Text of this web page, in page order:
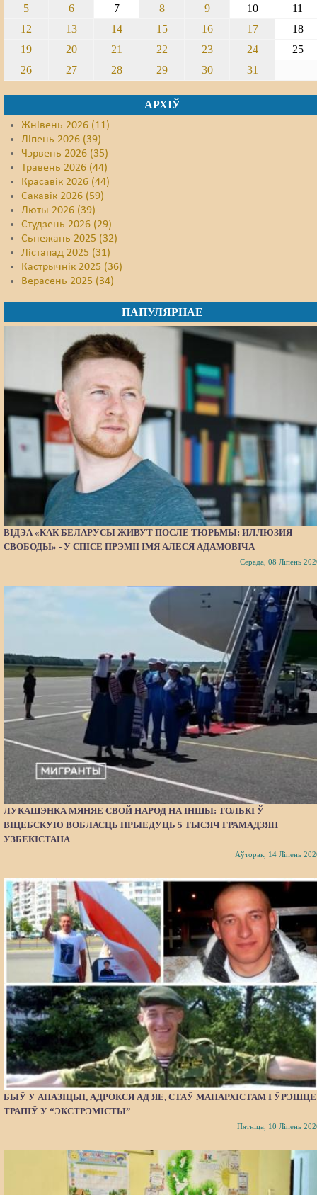
5
6 7 8 9 10
11
12
13 14 15 16 17
18
19
20 21 22 23 24
25
26
27 28 29 30 31
АРХІЎ
Жнівень 2026 (11)
Ліпень 2026 (39)
Чэрвень 2026 (35)
Травень 2026 (44)
Красавік 2026 (44)
Сакавік 2026 (59)
Люты 2026 (39)
Студзень 2026 (29)
Сьнежань 2025 (32)
Лістапад 2025 (31)
Кастрычнік 2025 (36)
Верасень 2025 (34)
ПАПУЛЯРНАЕ
ВІДЭА «КАК БЕЛАРУСЫ ЖИВУТ ПОСЛЕ ТЮРЬМЫ: ИЛЛЮЗИЯ
СВОБОДЫ» - У СПІСЕ ПРЭМІІ ІМЯ АЛЕСЯ АДАМОВІЧА
Серада, 08 Ліпень
ЛУКАШЭНКА МЯНЯЕ СВОЙ НАРОД НА ІНШЫ: ТОЛЬКІ Ў
ВІЦЕБСКУЮ ВОБЛАСЦЬ ПРЫЕДУЦЬ 5 ТЫСЯЧ ГРАМАДЗЯН
УЗБЕКІСТАНА
Аўторак, 14 Ліпень
БЫЎ У АПАЗІЦЫІ, АДРОКСЯ АД ЯЕ, СТАЎ МАНАРХІСТАМ І ЎРЭШЦЕ
ТРАПІЎ У “ЭКСТРЭМІСТЫ”
Пятніца, 10 Ліпень
Суд
Сьмяротнае пакараньне
Сацыяльныя правы